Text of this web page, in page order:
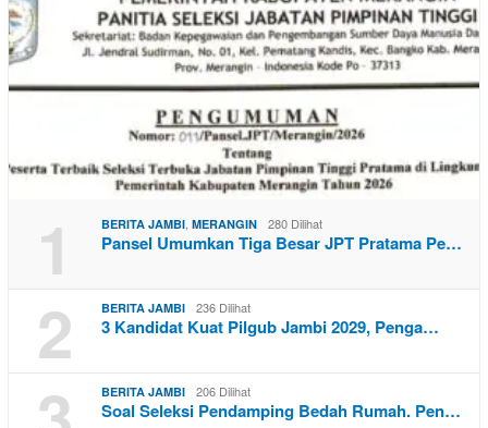
1 BERITA JAMBI, MERANGIN 280 Dilihat
Pansel Umumkan Tiga Besar JPT Pratama Pe…
2 BERITA JAMBI 236 Dilihat
3 Kandidat Kuat Pilgub Jambi 2029, Penga…
BERITA JAMBI 206 Dilihat
Soal Seleksi Pendamping Bedah Rumah. Pen…